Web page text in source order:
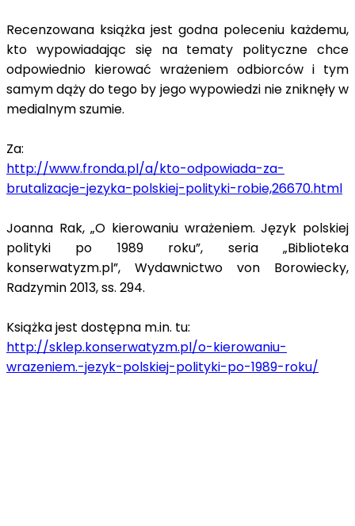
Recenzowana książka jest godna poleceniu każdemu,
kto wypowiadając się na tematy polityczne chce
odpowiednio kierować wrażeniem odbiorców i tym
samym dąży do tego by jego wypowiedzi nie zniknęły w
medialnym szumie.
Za:
http://www.fronda.pl/a/kto-odpowiada-za-
brutalizacje-jezyka-polskiej-polityki-robie,26670.html
Joanna Rak, „O kierowaniu wrażeniem. Język polskiej
polityki po 1989 roku”, seria „Biblioteka
konserwatyzm.pl”, Wydawnictwo von Borowiecky,
Radzymin 2013, ss. 294.
Książka jest dostępna m.in. tu:
http://sklep.konserwatyzm.pl/o-kierowaniu-
wrazeniem.-jezyk-polskiej-polityki-po-1989-roku/